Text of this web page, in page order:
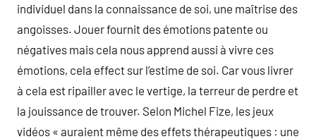
individuel dans la connaissance de soi, une maîtrise des
angoisses. Jouer fournit des émotions patente ou
négatives mais cela nous apprend aussi à vivre ces
émotions, cela effect sur l’estime de soi. Car vous livrer
à cela est ripailler avec le vertige, la terreur de perdre et
la jouissance de trouver. Selon Michel Fize, les jeux
vidéos « auraient même des effets thérapeutiques : une